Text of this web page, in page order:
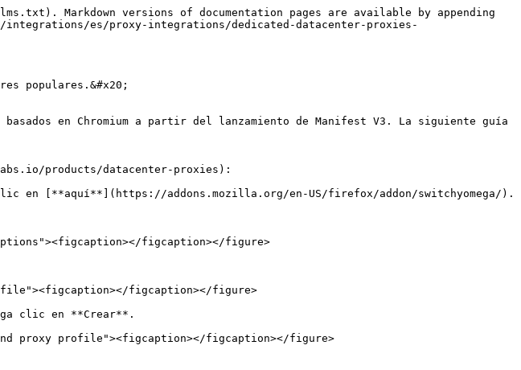
Markdown versions of documentation pages are available by appending
es/proxy-integrations/dedicated-datacenter-proxies-
populares.&#x20;
en Chromium a partir del lanzamiento de Manifest V3. La siguiente guía
products/datacenter-proxies):
en [**aquí**](https://addons.mozilla.org/en-US/firefox/addon/switchyomega/).
Options"><figcaption></figcaption></figure>
figcaption></figure>
clic en **Crear**.
and proxy profile"><figcaption></figcaption></figure>